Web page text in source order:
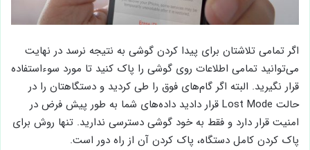
اگر تمامی تلاشتان برای پیدا کردن گوشی به نتیجه نرسد در نهایت
می‌توانید تمامی اطلاعات روی گوشی را پاک کنید تا مورد سوءاستفاده
قرار نگیرید. البته اگر گام‌های فوق را طی کردید و دستگاهتان را در
حالت Lost Mode قرار دادید داده‌های شما به طور پیش فرض در
امنیت قرار دارد و فقط به خود گوشی دسترسی ندارید. تنها روش برای
پاک کردن کامل دستگاه، پاک کردن آن از راه دور است.